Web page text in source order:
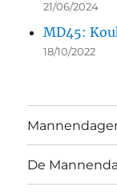
21/06/2024
MD45:
18/10/2022
De